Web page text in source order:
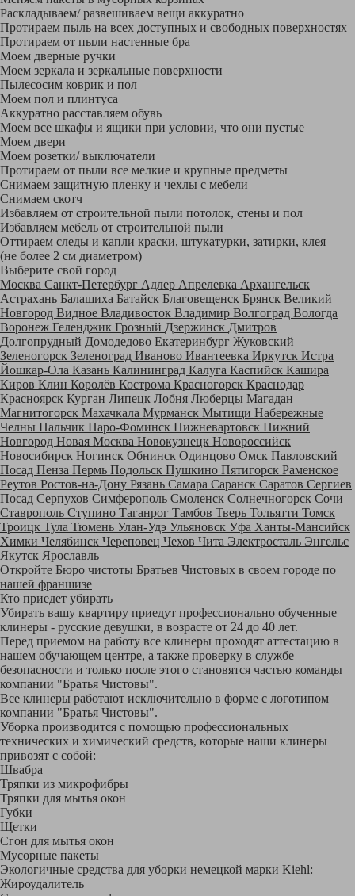
Раскладываем/ развешиваем вещи аккуратно
Протираем пыль на всех доступных и свободных поверхностях
Протираем от пыли настенные бра
Моем дверные ручки
Моем зеркала и зеркальные поверхности
Пылесосим коврик и пол
Моем пол и плинтуса
Аккуратно расставляем обувь
Моем все шкафы и ящики при условии, что они пустые
Моем двери
Моем розетки/ выключатели
Протираем от пыли все мелкие и крупные предметы
Снимаем защитную пленку и чехлы с мебели
Снимаем скотч
Избавляем от строительной пыли потолок, стены и пол
Избавляем мебель от строительной пыли
Оттираем следы и капли краски, штукатурки, затирки, клея
(не более 2 см диаметром)
Выберите свой город
Москва Санкт-Петербург Адлер Апрелевка Архангельск
Астрахань Балашиха Батайск Благовещенск Брянск Великий
Новгород Видное Владивосток Владимир Волгоград Вологда
Воронеж Геленджик Грозный Дзержинск Дмитров
Долгопрудный Домодедово Екатеринбург Жуковский
Зеленогорск Зеленоград Иваново Ивантеевка Иркутск Истра
Йошкар-Ола Казань Калининград Калуга Каспийск Кашира
Киров Клин Королёв Кострома Красногорск Краснодар
Красноярск Курган Липецк Лобня Люберцы Магадан
Магнитогорск Махачкала Мурманск Мытищи Набережные
Челны Нальчик Наро-Фоминск Нижневартовск Нижний
Новгород Новая Москва Новокузнецк Новороссийск
Новосибирск Ногинск Обнинск Одинцово Омск Павловский
Посад Пенза Пермь Подольск Пушкино Пятигорск Раменское
Реутов Ростов-на-Дону Рязань Самара Саранск Саратов Сергиев
Посад Серпухов Симферополь Смоленск Солнечногорск Сочи
Ставрополь Ступино Таганрог Тамбов Тверь Тольятти Томск
Троицк Тула Тюмень Улан-Удэ Ульяновск Уфа Ханты-Мансийск
Химки Челябинск Череповец Чехов Чита Электросталь Энгельс
Якутск Ярославль
Откройте Бюро чистоты Братьев Чистовых в своем городе по
нашей франшизе
Кто приедет убирать
Убирать вашу квартиру приедут профессионально обученные
клинеры - русские девушки, в возрасте от 24 до 40 лет.
Перед приемом на работу все клинеры проходят аттестацию в
нашем обучающем центре, а также проверку в службе
безопасности и только после этого становятся частью команды
компании "Братья Чистовы".
Все клинеры работают исключительно в форме с логотипом
компании "Братья Чистовы".
Уборка производится с помощью профессиональных
технических и химический средств, которые наши клинеры
привозят с собой:
Швабра
Тряпки из микрофибры
Тряпки для мытья окон
Губки
Щетки
Сгон для мытья окон
Мусорные пакеты
Экологичные средства для уборки немецкой марки Kiehl:
Жироудалитель